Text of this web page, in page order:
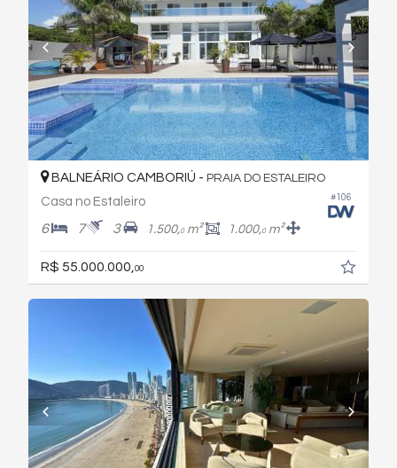
#106
BALNEÁRIO CAMBORIÚ - PRAIA DO ESTALEIRO
Casa no Estaleiro
6 7 3 1.500,0m² 1.000,0m²
R$ 55.000.000, 00